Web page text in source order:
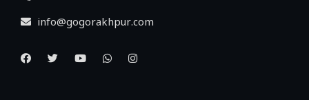
info@gogorakhpur.com